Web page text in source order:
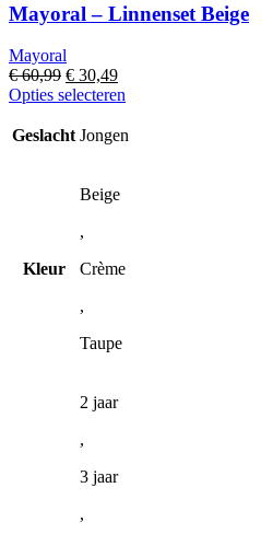
Mayoral – Linnenset Beige
Mayoral
€60,99 Oorspronkelijke
prijs
€ 60,99.
€ 30,49Huidige
prijs
€ 30,49.
Opties selecteren
heeft
worden
Geslacht Jongen
Kleur
Beige
,
Crème
,
Taupe
2 jaar
,
3 jaar
,